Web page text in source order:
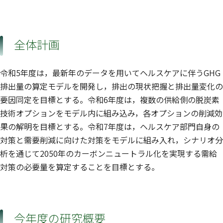
全体計画
令和5年度は，最新年のデータを用いてヘルスケアに伴うGHG
排出量の算定モデルを開発し，排出の現状把握と排出量変化の
要因同定を目標とする。令和6年度は，複数の供給側の脱炭素
技術オプションをモデル内に組み込み，各オプションの削減効
果の解明を目標とする。令和7年度は，ヘルスケア部門自身の
対策と需要削減に向けた対策をモデルに組み入れ，シナリオ分
析を通じて2050年のカーボンニュートラル化を実現する需給
対策の必要量を算定することを目標とする。
今年度の研究概要